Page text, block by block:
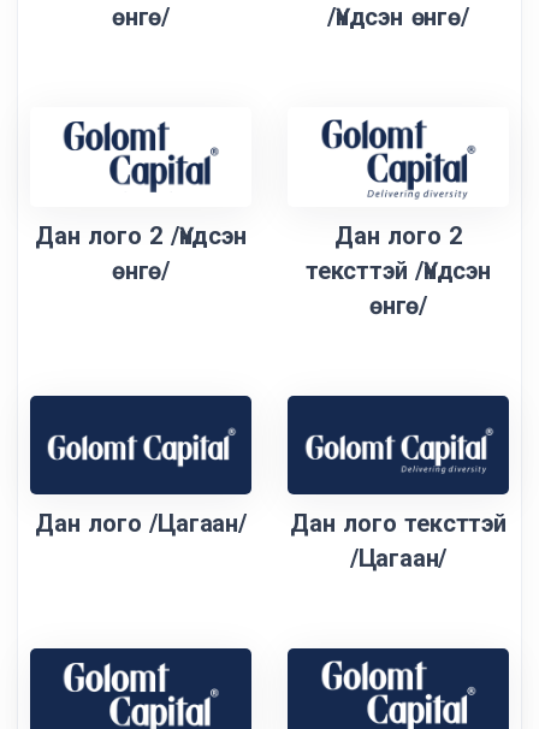
өнгө/
/Үндсэн өнгө/
Дан лого 2 /Үндсэн
өнгө/
Дан лого 2
тексттэй /Үндсэн
өнгө/
Дан лого /Цагаан/
Дан лого тексттэй
/Цагаан/